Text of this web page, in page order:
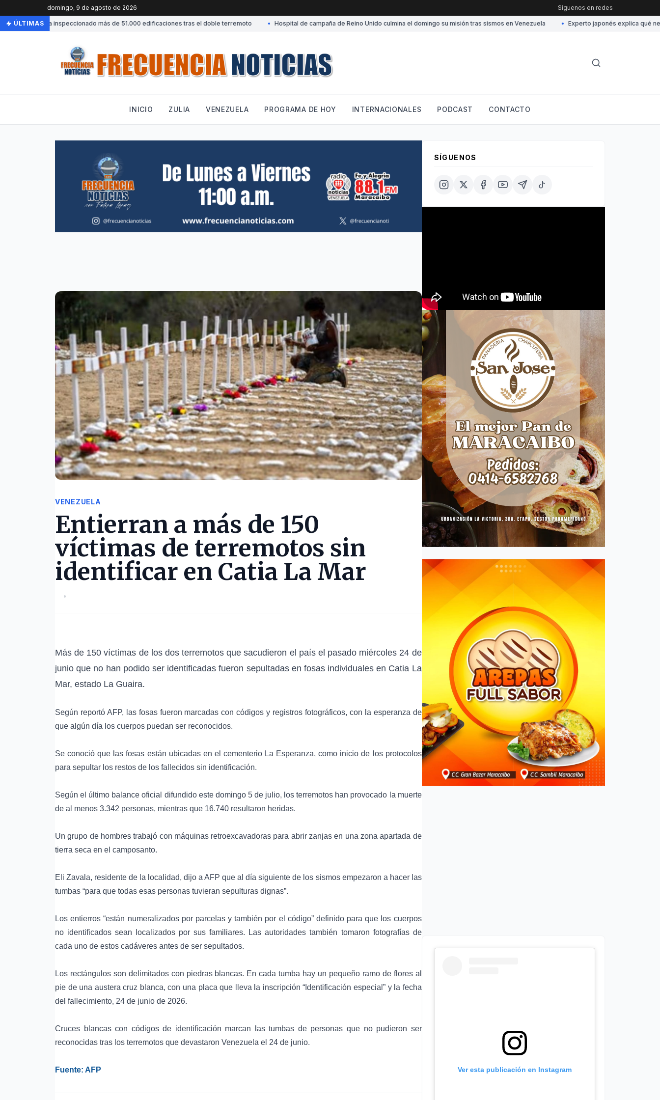
domingo, 9 de agosto de 2026 Síguenos en redes
ÚLTIMAS
Venezuela ha inspeccionado más de 51.000 edificaciones tras el doble terremoto Hospital de campaña de Reino Unido culmina el domingo su misión tras sismos en Venezuela Experto japonés explica qué
INICIO ZULIA VENEZUELA PROGRAMA DE HOY INTERNACIONALES PODCAST CONTACTO
VENEZUELA
Entierran a más de 150
víctimas de terremotos sin
identificar en Catia La Mar
•
Más de 150 víctimas de los dos terremotos que sacudieron el país el pasado miércoles 24 de
junio que no han podido ser identificadas fueron sepultadas en fosas individuales en Catia La
Mar, estado La Guaira.
Según reportó AFP, las fosas fueron marcadas con códigos y registros fotográficos, con la esperanza de
que algún día los cuerpos puedan ser reconocidos.
Se conoció que las fosas están ubicadas en el cementerio La Esperanza, como inicio de los protocolos
para sepultar los restos de los fallecidos sin identificación.
Según el último balance oficial difundido este domingo 5 de julio, los terremotos han provocado la muerte
de al menos 3.342 personas, mientras que 16.740 resultaron heridas.
Un grupo de hombres trabajó con máquinas retroexcavadoras para abrir zanjas en una zona apartada de
tierra seca en el camposanto.
Eli Zavala, residente de la localidad, dijo a AFP que al día siguiente de los sismos empezaron a hacer las
tumbas “para que todas esas personas tuvieran sepulturas dignas”.
Los entierros “están numeralizados por parcelas y también por el código” definido para que los cuerpos
no identificados sean localizados por sus familiares. Las autoridades también tomaron fotografías de
cada uno de estos cadáveres antes de ser sepultados.
Los rectángulos son delimitados con piedras blancas. En cada tumba hay un pequeño ramo de flores al
pie de una austera cruz blanca, con una placa que lleva la inscripción “Identificación especial” y la fecha
del fallecimiento, 24 de junio de 2026.
Cruces blancas con códigos de identificación marcan las tumbas de personas que no pudieron ser
reconocidas tras los terremotos que devastaron Venezuela el 24 de junio.
Fuente: AFP
SÍGUENOS
Ver esta publicación en Instagram